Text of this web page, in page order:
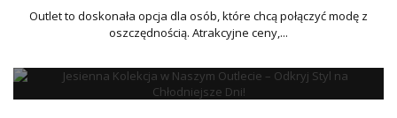
Outlet to doskonała opcja dla osób, które chcą połączyć modę z
oszczędnością. Atrakcyjne ceny,...